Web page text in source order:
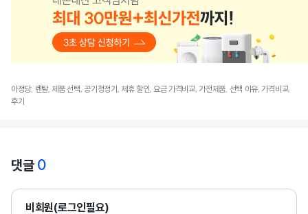
아정당, 렌탈, 제품 선택, 공기청정기, 제휴 할인, 요금 가격비교, 가전제품, 선택 이유, 가격비교,
후기
댓글 0
비회원(로그인필요)